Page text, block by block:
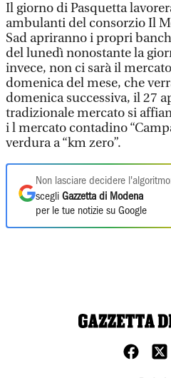
Il giorno di Pasquetta
ambulanti del consorzio Il
Sad apriranno i propri
del lunedì nonostante la
invece, non ci sarà il
domenica del mese, che
domenica successiva, il 27
tradizionale mercato si
i l mercato contadino
verdura a “km zero”.
Non lasciare decidere
scegli Gazzetta di Modena
per le tue notizie su Google